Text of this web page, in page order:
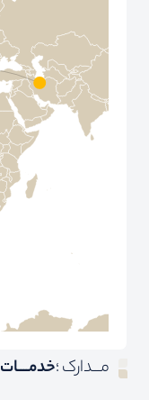
مـــدارک ؛خدمــــات